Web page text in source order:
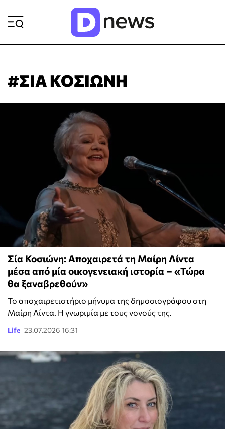
#ΣΙΑ ΚΟΣΙΩΝΗ
Σία Κοσιώνη: Αποχαιρετά τη Μαίρη Λίντα
μέσα από μία οικογενειακή ιστορία – «Τώρα
θα ξαναβρεθούν»
Το αποχαιρετιστήριο μήνυμα της δημοσιογράφου στη
Μαίρη Λίντα. Η γνωριμία με τους νονούς της.
Life 23.07.2026 16:31